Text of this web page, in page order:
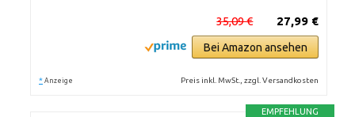
27,99 €
35,09 €
Bei Amazon ansehen
* Anzeige Preis inkl. MwSt., zzgl. Versandkosten
EMPFEHLUNG